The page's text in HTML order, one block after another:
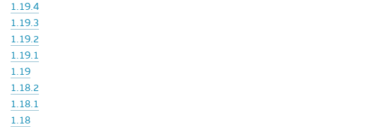
1.19.4
1.19.3
1.19.2
1.19.1
1.19
1.18.2
1.18.1
1.18